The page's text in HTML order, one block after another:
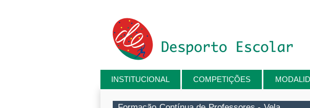
INSTITUCIONAL COMPETIÇÕES